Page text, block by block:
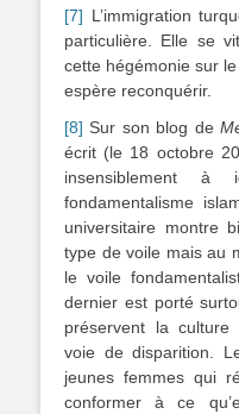
[7] L’immigration
particulière. Elle se
cette hégémonie sur
espère reconquérir.
[8] Sur son blog de
écrit (le 18 octobre
insensiblement
fondamentalisme
universitaire montre
type de voile mais au
le voile
dernier est porté
préservent la culture
voie de disparition.
jeunes femmes qui
conformer à ce